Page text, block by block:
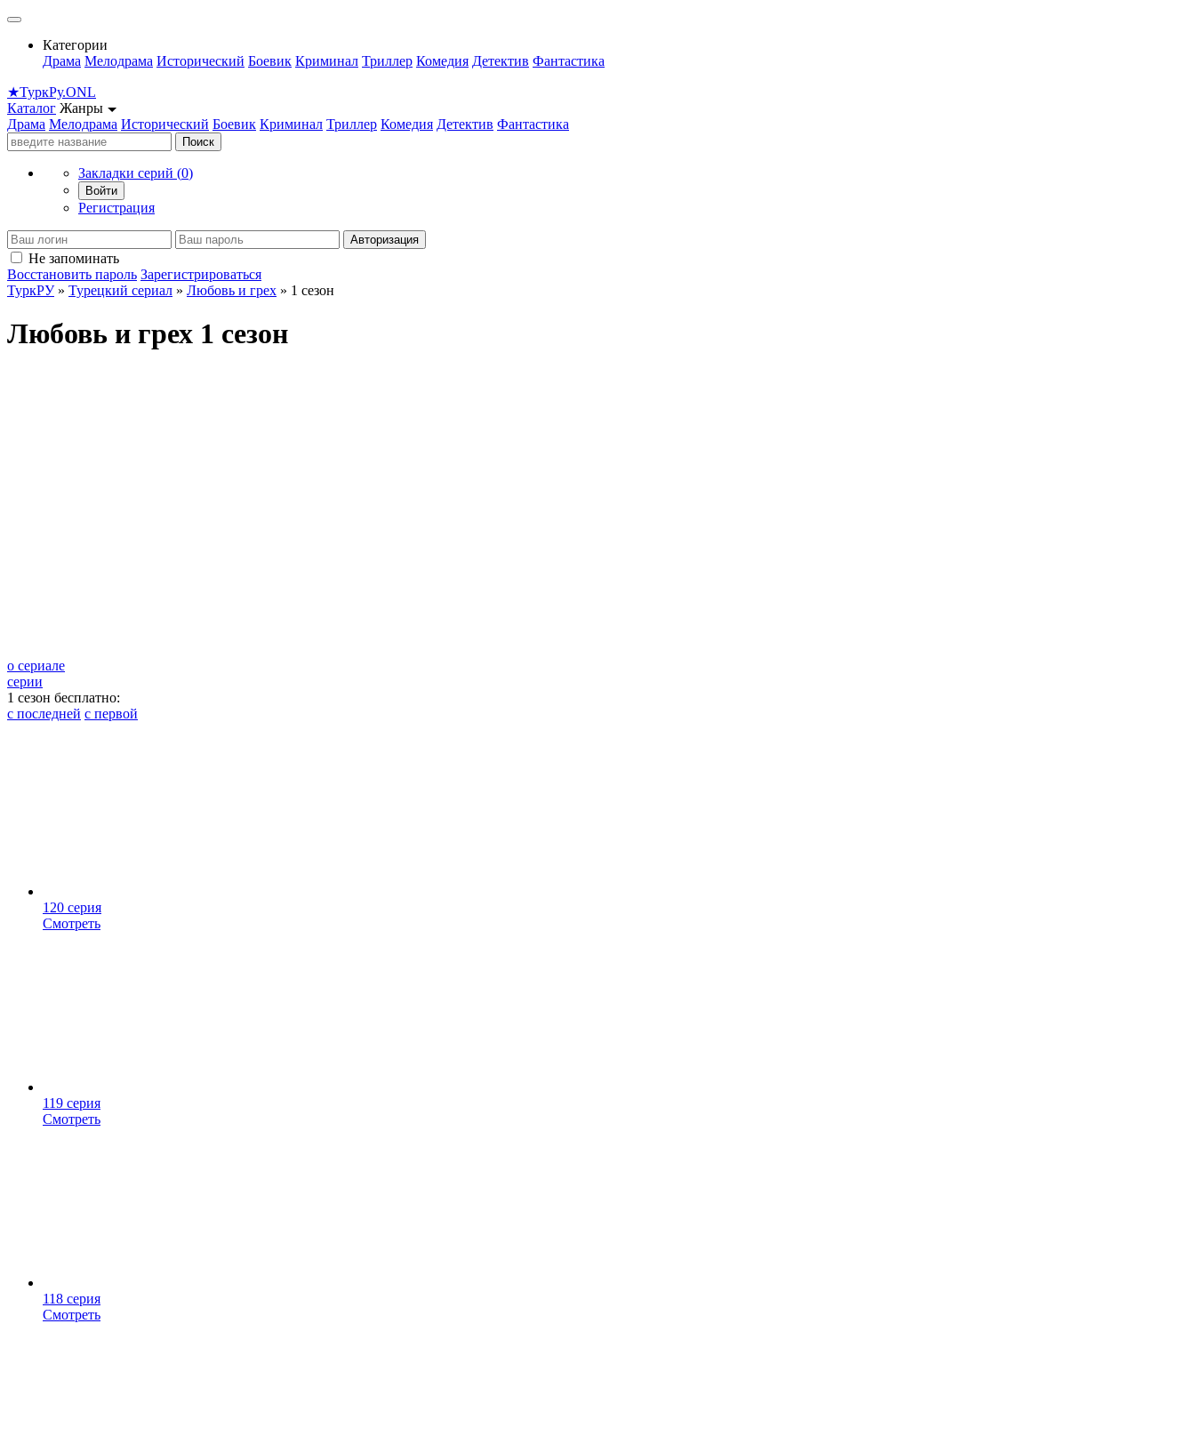
Категории
Драма Мелодрама Исторический Боевик Криминал Триллер Комедия Детектив Фантастика
★ТуркРу.ONL
Каталог Жанры
Драма Мелодрама Исторический Боевик Криминал Триллер Комедия Детектив Фантастика
Поиск
Закладки серий (0)
Войти
Регистрация
Авторизация
Не запоминать
Восстановить пароль Зарегистрироваться
ТуркРУ» Турецкий сериал » Любовь и грех » 1 сезон
Любовь и грех 1 сезон
о сериале
серии
1 сезон бесплатно:
с последней с первой
120 серия
Смотреть
119 серия
Смотреть
118 серия
Смотреть